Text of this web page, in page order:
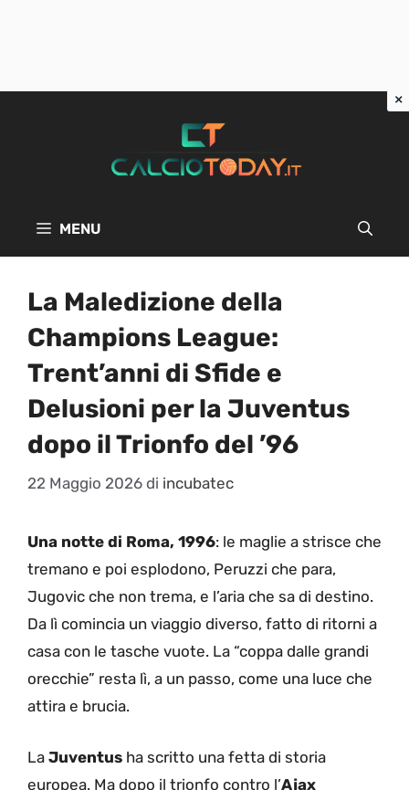
MENU
La Maledizione della
Champions League:
Trent’anni di Sfide e
Delusioni per la Juventus
dopo il Trionfo del ’96
22 Maggio 2026 di incubatec
Una notte di Roma, 1996: le maglie a strisce che
tremano e poi esplodono, Peruzzi che para,
Jugovic che non trema, e l’aria che sa di destino.
Da lì comincia un viaggio diverso, fatto di ritorni a
casa con le tasche vuote. La “coppa dalle grandi
orecchie” resta lì, a un passo, come una luce che
attira e brucia.
La Juventus ha scritto una fetta di storia
europea. Ma dopo il trionfo contro l’Ajax